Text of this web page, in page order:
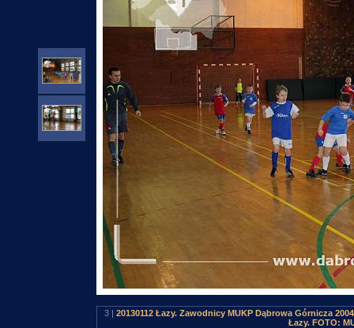
3 | 20130112 Łazy. Zawodnicy MUKP Dąbrowa Górnicza
Łazy. FOTO: